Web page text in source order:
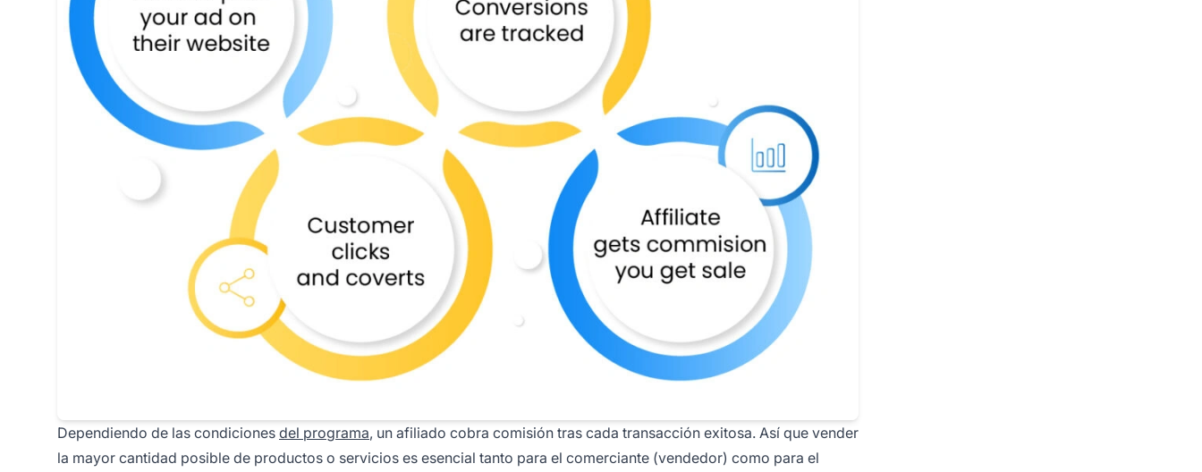
Dependiendo de las condiciones del programa, un afiliado cobra comisión tras cada transacción exitosa. Así que vender
la mayor cantidad posible de productos o servicios es esencial tanto para el comerciante (vendedor) como para el